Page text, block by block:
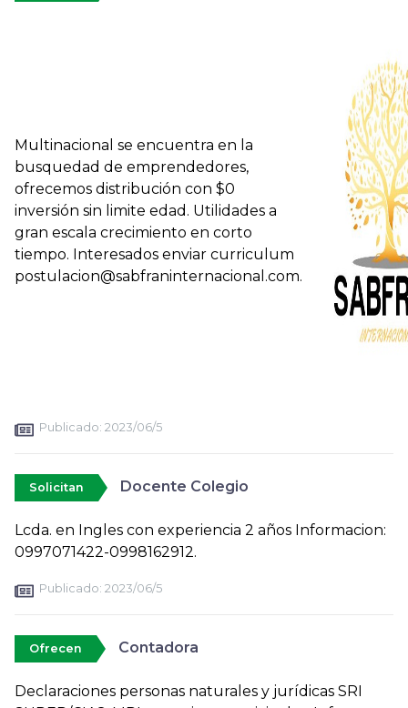
Multinacional se encuentra en la
busquedad de emprendedores,
ofrecemos distribución con $0
inversión sin limite edad. Utilidades a
gran escala crecimiento en corto
tiempo. Interesados enviar curriculum
postulacion@sabfraninternacional.com.
Publicado: 2023/06/5
Solicitan Docente Colegio
Lcda. en Ingles con experiencia 2 años Informacion:
0997071422-0998162912.
Publicado: 2023/06/5
Ofrecen Contadora
Declaraciones personas naturales y jurídicas SRI